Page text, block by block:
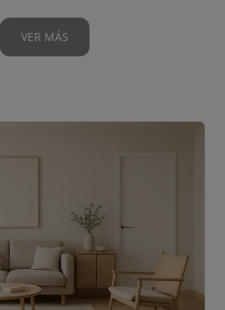
exteriores.
innovadora de fibras de madera
el WPC garantiza una excelente
VER MÁS